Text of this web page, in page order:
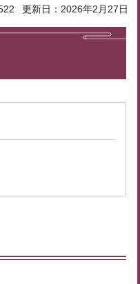
更新日：2026年2月27日